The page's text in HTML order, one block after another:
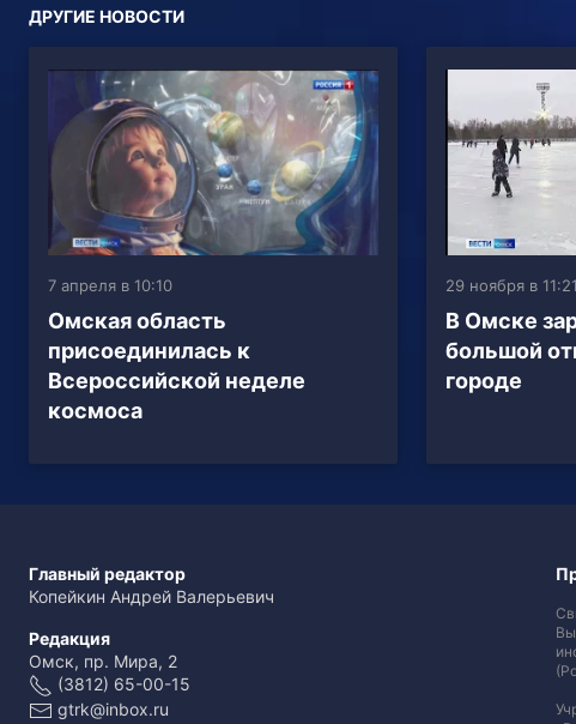
ДРУГИЕ НОВОСТИ
7 апреля в 10:10
Омская область
присоединилась к
Всероссийской неделе
космоса
29 ноября в 11:21
В Омске
большой
городе
Главный редактор
Копейкин Андрей Валерьевич
Редакция
Омск, пр. Мира, 2
(3812) 65-00-15
gtrk@inbox.ru